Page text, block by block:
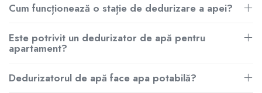
Cum funcționează o stație de dedurizare a apei?
Este potrivit un dedurizator de apă pentru
apartament?
Dedurizatorul de apă face apa potabilă?